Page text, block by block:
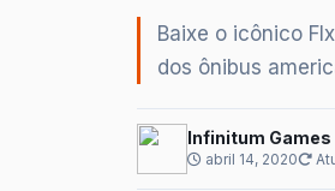
Baixe o icônico
dos ônibus
Infinitum Games
abril 14, 2020